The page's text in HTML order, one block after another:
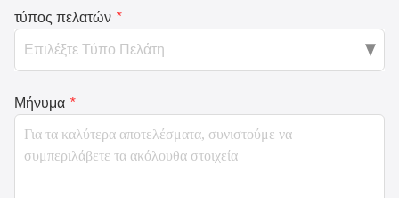
τύπος πελατών *
Μήνυμα *